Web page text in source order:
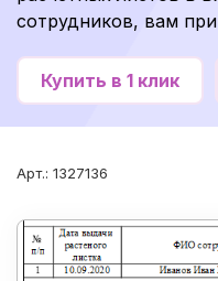
сотрудников, вам
Купить в 1 клик
Арт.: 1327136